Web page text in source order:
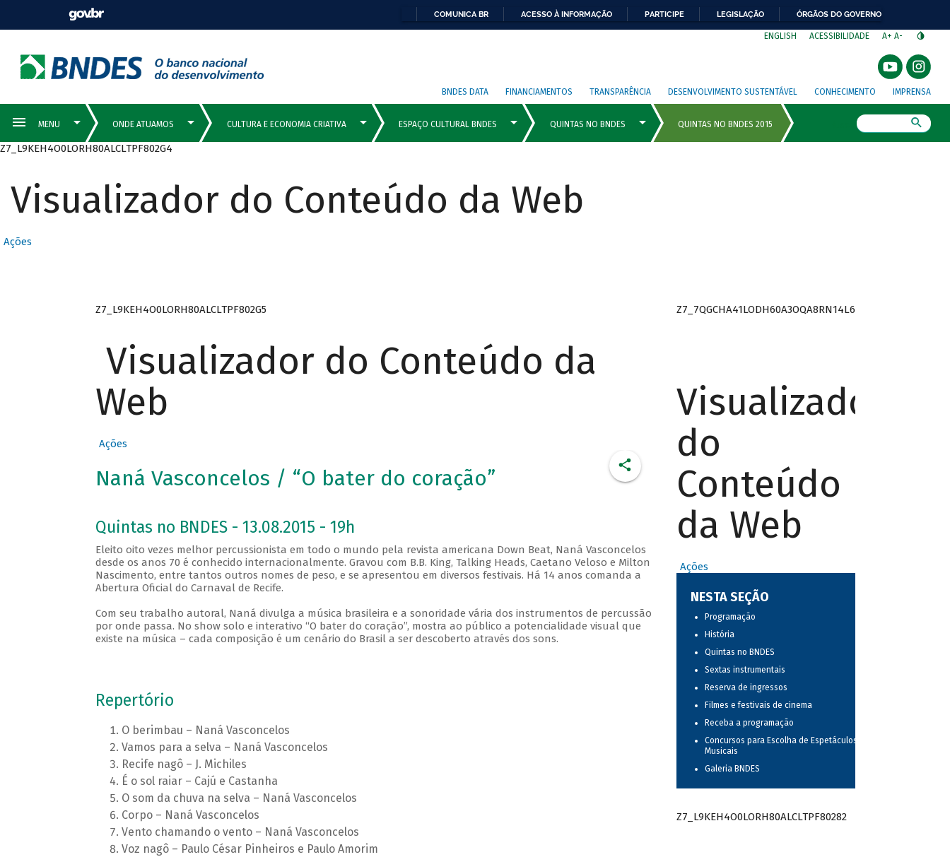
COMUNICA BR ACESSO À INFORMAÇÃO PARTICIPE LEGISLAÇÃO ÓRGÃOS DO GOVERNO
ENGLISH ACESSIBILIDADE A+ A-
BNDES DATA FINANCIAMENTOS TRANSPARÊNCIA DESENVOLVIMENTO SUSTENTÁVEL CONHECIMENTO IMPRENSA
Z7_L9KEH4O0LORH80ALCLTPF802G4
Visualizador do Conteúdo da Web
Ações
Z7_L9KEH4O0LORH80ALCLTPF802G5
Visualizador do Conteúdo da
Web
Ações
Naná Vasconcelos / “O bater do coração”
Quintas no BNDES - 13.08.2015 - 19h
Eleito oito vezes melhor percussionista em todo o mundo pela revista americana Down Beat, Naná Vasconcelos
desde os anos 70 é conhecido internacionalmente. Gravou com B.B. King, Talking Heads, Caetano Veloso e Milton
Nascimento, entre tantos outros nomes de peso, e se apresentou em diversos festivais. Há 14 anos comanda a
Abertura Oficial do Carnaval de Recife.
Com seu trabalho autoral, Naná divulga a música brasileira e a sonoridade vária dos instrumentos de percussão
por onde passa. No show solo e interativo “O bater do coração”, mostra ao público a potencialidade visual que
existe na música – cada composição é um cenário do Brasil a ser descoberto através dos sons.
Repertório
O berimbau – Naná Vasconcelos
Vamos para a selva – Naná Vasconcelos
Recife nagô – J. Michiles
É o sol raiar – Cajú e Castanha
O som da chuva na selva – Naná Vasconcelos
Corpo – Naná Vasconcelos
Vento chamando o vento – Naná Vasconcelos
Voz nagô – Paulo César Pinheiros e Paulo Amorim
Z7_7QGCHA41LODH60A3OQA8RN14L6
Visualizador
do
Conteúdo
da Web
Ações
NESTA SEÇÃO
Programação
História
Quintas no BNDES
Sextas instrumentais
Reserva de ingressos
Filmes e festivais de cinema
Receba a programação
Concursos para Escolha de Espetáculos
Musicais
Galeria BNDES
Z7_L9KEH4O0LORH80ALCLTPF80282